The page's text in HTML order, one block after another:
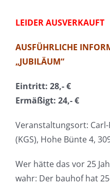
LEIDER AUSVERKAUFT
AUSFÜHRLICHE
„JUBILÄUM“
Eintritt: 28,- €
Ermäßigt: 24,- €
Veranstaltungsort:
(KGS), Hohe Bünte 4,
Wer hätte das vor 25
wahr: Der bauhof hat